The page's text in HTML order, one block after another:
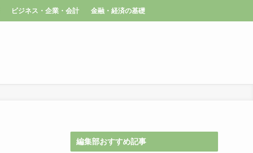
ビジネス・企業・会計 金融・経済の基礎
編集部おすすめ記事